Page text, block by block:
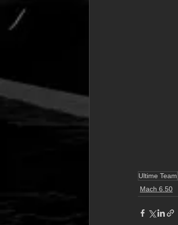
Ultime Team
Mach 6.50